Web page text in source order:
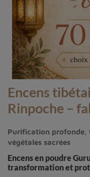
Encens
Rinpoche –
Purification
végétales sacrées
Encens en poudre
transformation et